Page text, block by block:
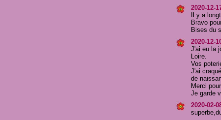
2020-12-
Il y a
Bravo
Bises du
2020-12-
J'ai eu la
Loire.
Vos
J'ai
de
Merci
Je garde
2020-02-